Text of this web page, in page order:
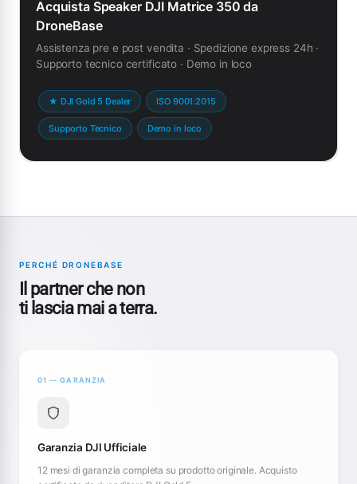
Acquista Speaker DJI Matrice 350 da
DroneBase
Assistenza pre e post vendita · Spedizione express 24h ·
Supporto tecnico certificato · Demo in loco
★ DJI Gold 5 Dealer ISO 9001:2015
Supporto Tecnico Demo in loco
PERCHÉ DRONEBASE
Il partner che non
ti lascia mai a terra.
01 — GARANZIA
Garanzia DJI Ufficiale
12 mesi di garanzia completa su prodotto originale. Acquisto